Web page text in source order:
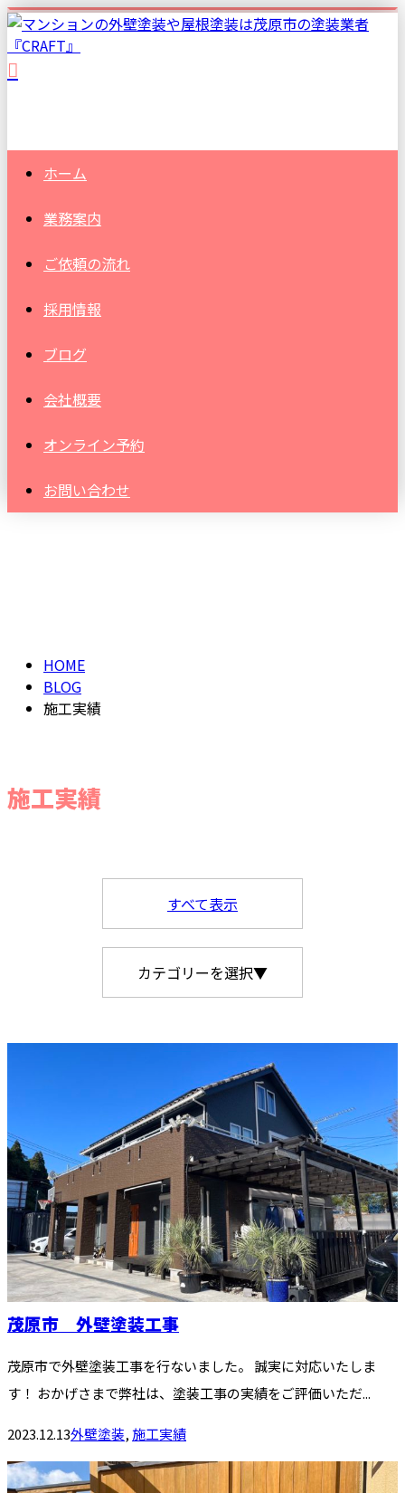
ホーム
業務案内
ご依頼の流れ
採用情報
ブログ
会社概要
オンライン予約
お問い合わせ
HOME
BLOG
施工実績
施工実績
すべて表示
カテゴリーを選択▼
茂原市 外壁塗装工事
茂原市で外壁塗装工事を行ないました。 誠実に対応いたしま
す！ おかげさまで弊社は、塗装工事の実績をご評価いただ...
2023.12.13外壁塗装,施工実績